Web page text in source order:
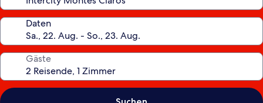
Daten
Gäste